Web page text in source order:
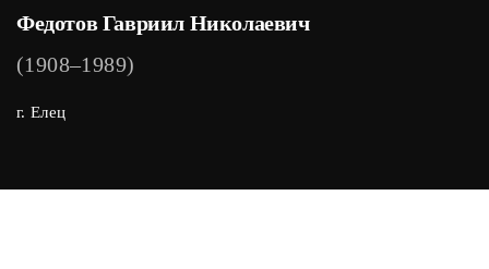
Федотов Гавриил Николаевич
(1908–1989)
г. Елец